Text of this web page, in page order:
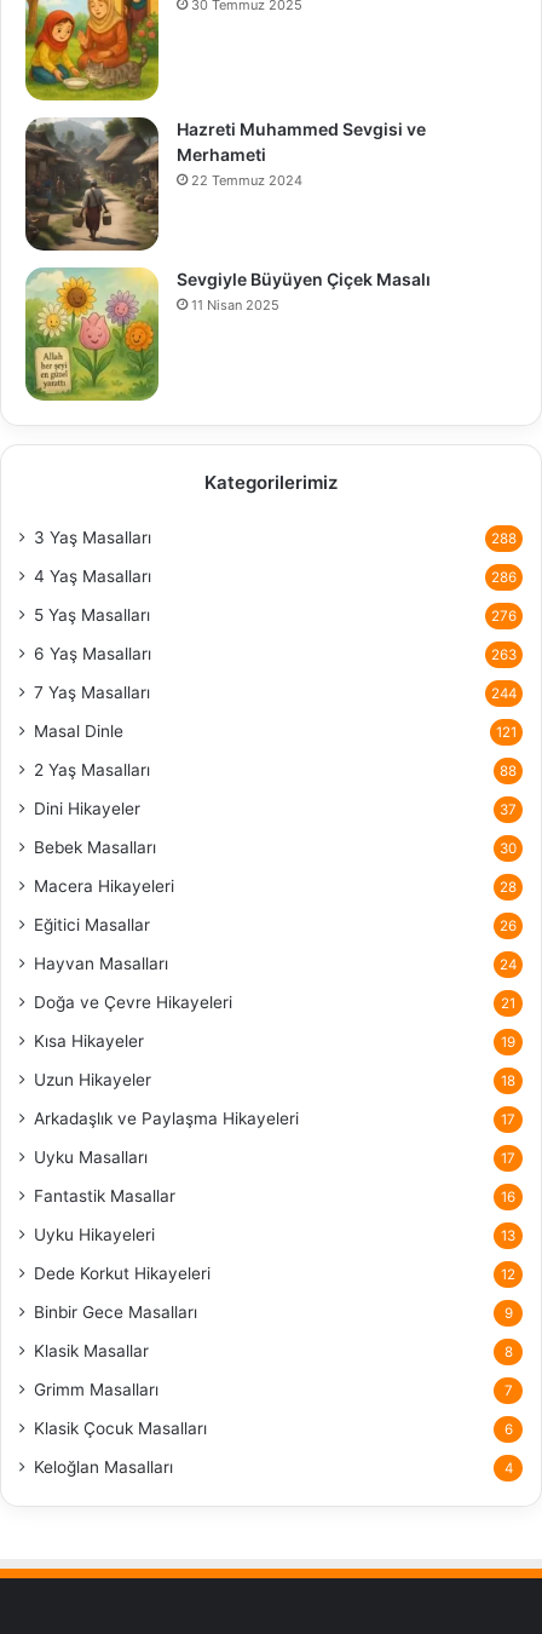
30 Temmuz 2025
Hazreti Muhammed Sevgisi ve
Merhameti
22 Temmuz 2024
Sevgiyle Büyüyen Çiçek Masalı
11 Nisan 2025
Kategorilerimiz
3 Yaş Masalları 288
4 Yaş Masalları 286
5 Yaş Masalları 276
6 Yaş Masalları 263
7 Yaş Masalları 244
Masal Dinle 121
2 Yaş Masalları 88
Dini Hikayeler 37
Bebek Masalları 30
Macera Hikayeleri 28
Eğitici Masallar 26
Hayvan Masalları 24
Doğa ve Çevre Hikayeleri 21
Kısa Hikayeler 19
Uzun Hikayeler 18
Arkadaşlık ve Paylaşma Hikayeleri 17
Uyku Masalları 17
Fantastik Masallar 16
Uyku Hikayeleri 13
Dede Korkut Hikayeleri 12
Binbir Gece Masalları 9
Klasik Masallar 8
Grimm Masalları 7
Klasik Çocuk Masalları 6
Keloğlan Masalları 4